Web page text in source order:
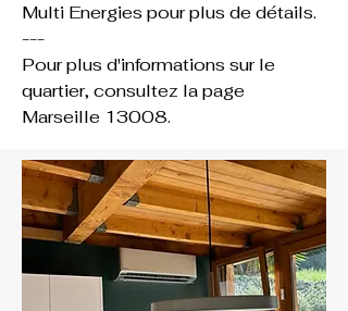
Multi Energies pour plus de détails.
---
Pour plus d'informations sur le
quartier, consultez la page
Marseille 13008.